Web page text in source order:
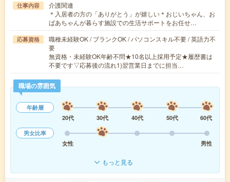
仕事内容
介護関連
＊入居者の方の「ありがとう」が嬉しい＊おじいちゃん、お
ばあちゃんが暮らす施設での生活サポートをお任せ…
応募資格
職種未経験OK / ブランクOK / パソコンスキル不要 / 英語力不
要
無資格・未経験OK年齢不問★10名以上採用予定★履歴書は
不要です▽応募後の流れ1)翌営業日までに担当…
職場の雰囲気
年齢層
20代
30代 40代 50代
60代
男女比率
女性
男性
もっと見る